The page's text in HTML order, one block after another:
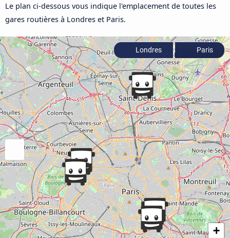
Le plan ci-dessous vous indique l'emplacement de toutes les
gares routières à Londres et Paris.
+
Londres Paris